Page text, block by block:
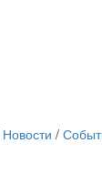
Новости /